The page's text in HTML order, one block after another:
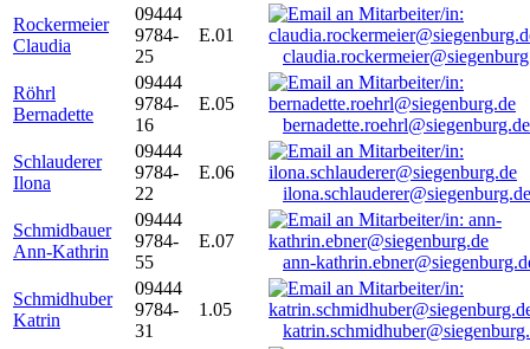
Rockermeier
Claudia
09444
9784-
25
E.01
Röhrl
Bernadette
09444
9784-
16
E.05
bernadette.roehrl@siegenburg.de
Schlauderer
Ilona
09444
9784-
22
E.06
ilona.schlauderer@siegenburg.de
Schmidbauer
Ann-Kathrin
09444
9784-
55
E.07
ann-
Schmidhuber
Katrin
09444
9784-
31
1.05